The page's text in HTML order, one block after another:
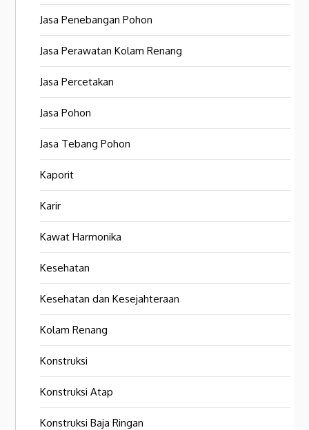
Jasa Penebangan Pohon
Jasa Perawatan Kolam Renang
Jasa Percetakan
Jasa Pohon
Jasa Tebang Pohon
Kaporit
Karir
Kawat Harmonika
Kesehatan
Kesehatan dan Kesejahteraan
Kolam Renang
Konstruksi
Konstruksi Atap
Konstruksi Baja Ringan